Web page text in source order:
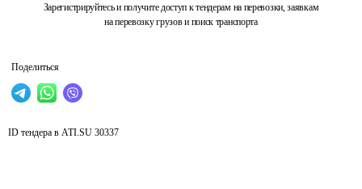
Зарегистрируйтесь и получите доступ к тендерам на перевозки, заявкам
на перевозку грузов и поиск транспорта
Поделиться
ID тендера в ATI.SU 30337